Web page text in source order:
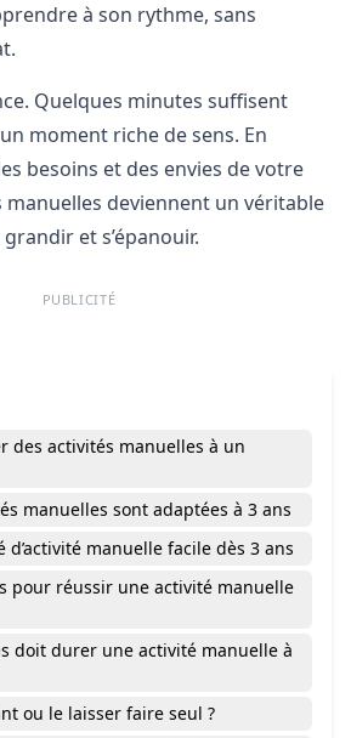
à son rythme, sans
Quelques minutes suffisent
moment riche de sens. En
besoins et des envies de votre
manuelles deviennent un véritable
et s’épanouir.
PUBLICITÉ
des activités manuelles à un
manuelles sont adaptées à 3 ans
d’activité manuelle facile dès 3 ans
pour réussir une activité manuelle
doit durer une activité manuelle à
ou le laisser faire seul ?